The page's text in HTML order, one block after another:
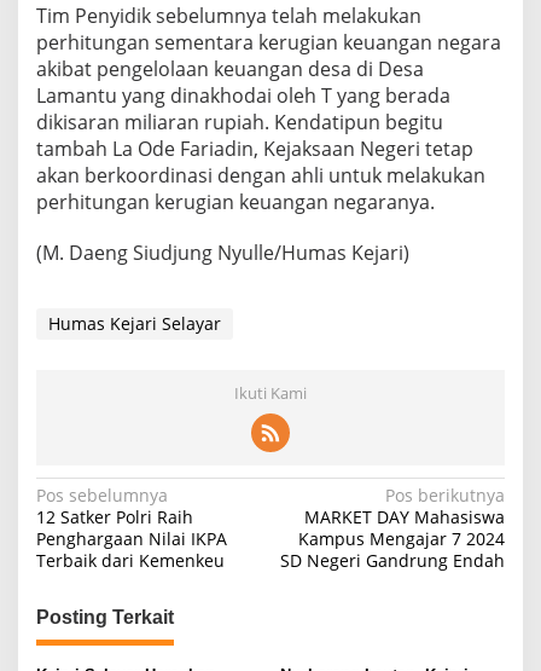
Tim Penyidik sebelumnya telah melakukan
perhitungan sementara kerugian keuangan negara
akibat pengelolaan keuangan desa di Desa
Lamantu yang dinakhodai oleh T yang berada
dikisaran miliaran rupiah. Kendatipun begitu
tambah La Ode Fariadin, Kejaksaan Negeri tetap
akan berkoordinasi dengan ahli untuk melakukan
perhitungan kerugian keuangan negaranya.
(M. Daeng Siudjung Nyulle/Humas Kejari)
Humas Kejari Selayar
Ikuti Kami
Navigasi
pos
Pos sebelumnya
12 Satker Polri Raih
Penghargaan Nilai IKPA
Terbaik dari Kemenkeu
Pos berikutnya
MARKET DAY Mahasiswa
Kampus Mengajar 7 2024
SD Negeri Gandrung Endah
Posting Terkait